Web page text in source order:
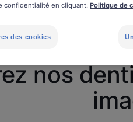
nos
confidentialité en cliquant: Politique de
des cookies